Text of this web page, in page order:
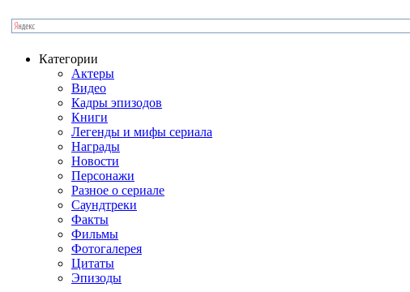
Категории
Актеры
Видео
Кадры эпизодов
Книги
Легенды и мифы сериала
Награды
Новости
Персонажи
Разное о сериале
Саундтреки
Факты
Фильмы
Фотогалерея
Цитаты
Эпизоды